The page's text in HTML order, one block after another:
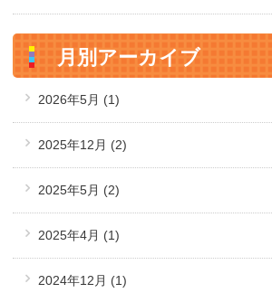
月別アーカイブ
2026年5月 (1)
2025年12月 (2)
2025年5月 (2)
2025年4月 (1)
2024年12月 (1)